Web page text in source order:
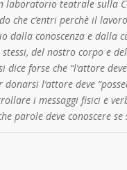
laboratorio teatrale sulla
che c’entri perchè il
dalla conoscenza e dalla
del nostro corpo e
dice forse che “l’attore
l’attore deve
i messaggi fisici e
parole deve conoscere se